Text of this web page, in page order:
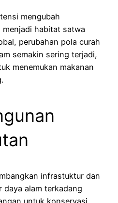
mengubah
habitat satwa
perubahan pola curah
semakin sering terjadi,
menemukan makanan
infrastuktur dan
daya alam terkadang
untuk konservasi.